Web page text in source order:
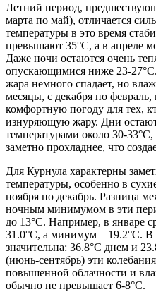
Летний период,
марта по май), отличается
температуры в это время
превышают 35°C, а в апреле
Даже ночи остаются очень
опускающимися ниже 23-
жара немного спадает, но
месяцы, с декабря по
комфортную погоду для тех,
изнуряющую жару. Дни
температурами около 30-
заметно прохладнее, что
Для Курнула характерны
температуры, особенно в
ноября по декабрь. Разница
ночным минимумом в эти
до 13°C. Например, в январе
31.0°C, а минимум – 19.2°C. В
значительна: 36.8°C днем и
(июнь-сентябрь) эти
повышенной облачности и
обычно не превышает 6-8°C.